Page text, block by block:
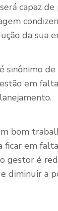
capaz de
da sua
sinônimo
em
bom
ficar em
gestor é
diminuir a